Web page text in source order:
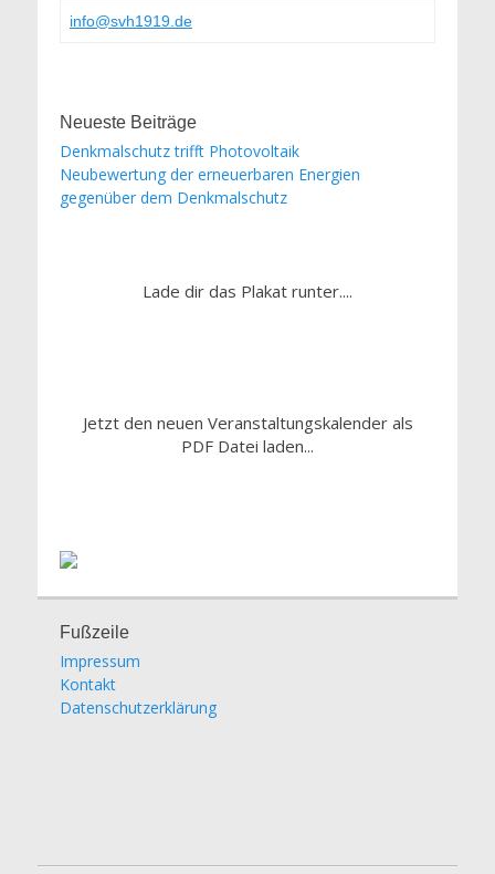
info@svh1919.de
Neueste Beiträge
Denkmalschutz trifft Photovoltaik
Neubewertung der erneuerbaren Energien
gegenüber dem Denkmalschutz
Lade dir das Plakat runter....
Jetzt den neuen Veranstaltungskalender als
PDF Datei laden...
Fußzeile
Impressum
Kontakt
Datenschutzerklärung